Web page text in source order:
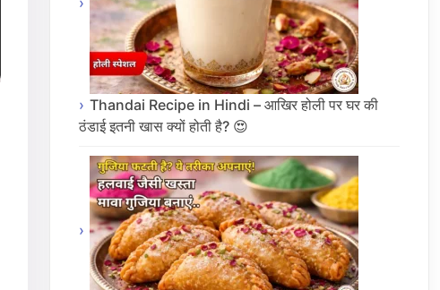
Thandai Recipe in Hindi – आखिर होली पर घर की
ठंडाई इतनी खास क्यों होती है? 😍